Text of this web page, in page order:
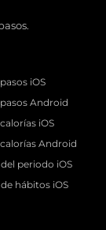
iOS
Android
iOS
Android
periodo iOS
hábitos iOS